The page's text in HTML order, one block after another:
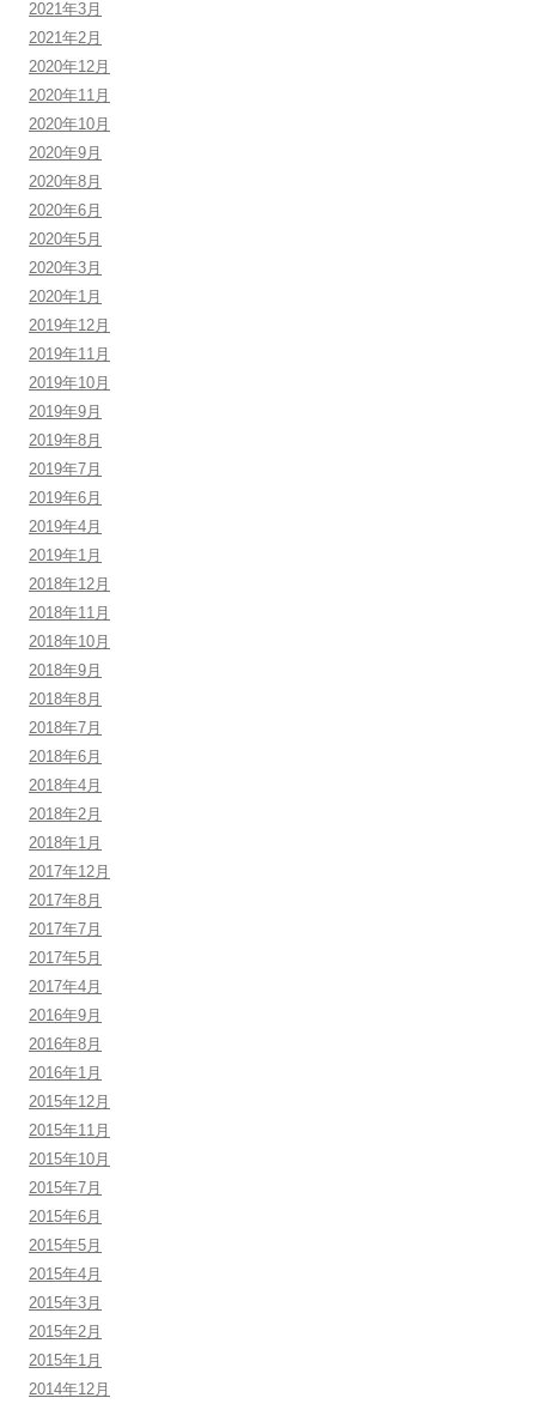
2021年3月
2021年2月
2020年12月
2020年11月
2020年10月
2020年9月
2020年8月
2020年6月
2020年5月
2020年3月
2020年1月
2019年12月
2019年11月
2019年10月
2019年9月
2019年8月
2019年7月
2019年6月
2019年4月
2019年1月
2018年12月
2018年11月
2018年10月
2018年9月
2018年8月
2018年7月
2018年6月
2018年4月
2018年2月
2018年1月
2017年12月
2017年8月
2017年7月
2017年5月
2017年4月
2016年9月
2016年8月
2016年1月
2015年12月
2015年11月
2015年10月
2015年7月
2015年6月
2015年5月
2015年4月
2015年3月
2015年2月
2015年1月
2014年12月